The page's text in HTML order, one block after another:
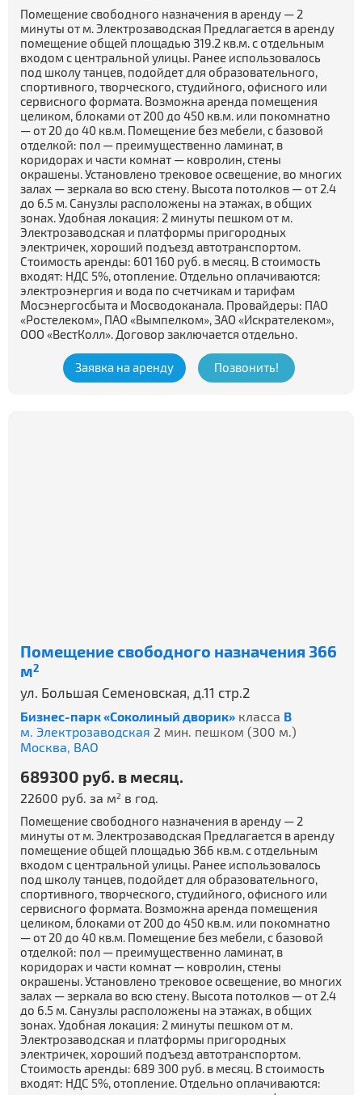
Помещение свободного назначения в аренду — 2
минуты от м. Электрозаводская Предлагается в аренду
помещение общей площадью 319.2 кв.м. с отдельным
входом с центральной улицы. Ранее использовалось
под школу танцев, подойдет для образовательного,
спортивного, творческого, студийного, офисного или
сервисного формата. Возможна аренда помещения
целиком, блоками от 200 до 450 кв.м. или покомнатно
— от 20 до 40 кв.м. Помещение без мебели, с базовой
отделкой: пол — преимущественно ламинат, в
коридорах и части комнат — ковролин, стены
окрашены. Установлено трековое освещение, во многих
залах — зеркала во всю стену. Высота потолков — от 2.4
до 6.5 м. Санузлы расположены на этажах, в общих
зонах. Удобная локация: 2 минуты пешком от м.
Электрозаводская и платформы пригородных
электричек, хороший подъезд автотранспортом.
Стоимость аренды: 601 160 руб. в месяц. В стоимость
входят: НДС 5%, отопление. Отдельно оплачиваются:
электроэнергия и вода по счетчикам и тарифам
Мосэнергосбыта и Мосводоканала. Провайдеры: ПАО
«Ростелеком», ПАО «Вымпелком», ЗАО «Искрателеком»,
ООО «ВестКолл». Договор заключается отдельно.
Заявка на аренду Позвонить!
Помещение свободного назначения 366
м2
ул. Большая Семеновская, д.11 стр.2
Бизнес-парк «Соколиный дворик» класса B
м. Электрозаводская 2 мин. пешком (300 м.)
Москва, ВАО
689300 руб. в месяц.
22600 руб. за м2 в год.
Помещение свободного назначения в аренду — 2
минуты от м. Электрозаводская Предлагается в аренду
помещение общей площадью 366 кв.м. с отдельным
входом с центральной улицы. Ранее использовалось
под школу танцев, подойдет для образовательного,
спортивного, творческого, студийного, офисного или
сервисного формата. Возможна аренда помещения
целиком, блоками от 200 до 450 кв.м. или покомнатно
— от 20 до 40 кв.м. Помещение без мебели, с базовой
отделкой: пол — преимущественно ламинат, в
коридорах и части комнат — ковролин, стены
окрашены. Установлено трековое освещение, во многих
залах — зеркала во всю стену. Высота потолков — от 2.4
до 6.5 м. Санузлы расположены на этажах, в общих
зонах. Удобная локация: 2 минуты пешком от м.
Электрозаводская и платформы пригородных
электричек, хороший подъезд автотранспортом.
Стоимость аренды: 689 300 руб. в месяц. В стоимость
входят: НДС 5%, отопление. Отдельно оплачиваются: